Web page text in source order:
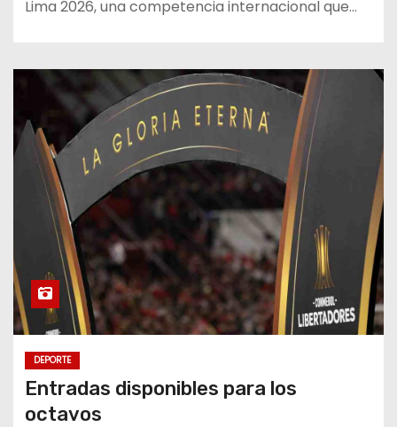
Lima 2026, una competencia internacional que…
DEPORTE
Entradas disponibles para los
octavos